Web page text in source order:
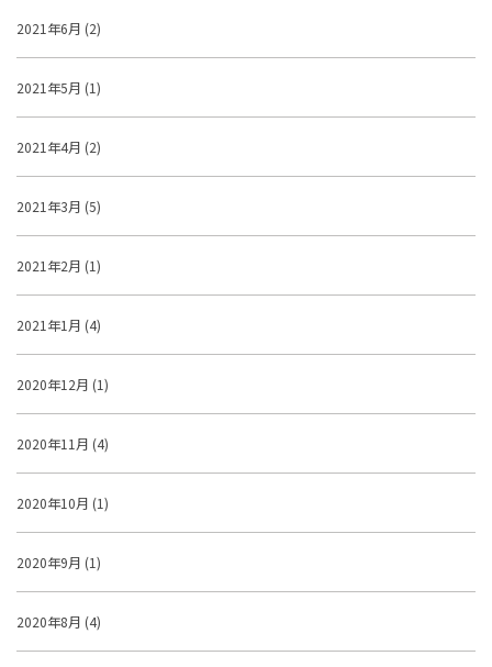
2021年6月 (2)
2021年5月 (1)
2021年4月 (2)
2021年3月 (5)
2021年2月 (1)
2021年1月 (4)
2020年12月 (1)
2020年11月 (4)
2020年10月 (1)
2020年9月 (1)
2020年8月 (4)